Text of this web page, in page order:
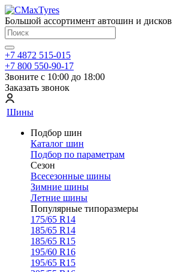
Большой ассортимент автошин и дисков
+7 4872 515-015
+7 800 550-90-17
Звоните с 10:00 до 18:00
Заказать звонок
Шины
Подбор шин
Каталог шин
Подбор по параметрам
Сезон
Всесезонные шины
Зимние шины
Летние шины
Популярные типоразмеры
175/65 R14
185/65 R14
185/65 R15
195/60 R16
195/65 R15